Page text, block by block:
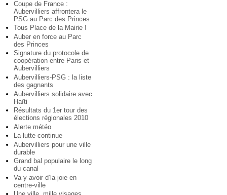
Coupe de France :
Aubervilliers affrontera le
PSG au Parc des Princes
Tous Place de la Mairie !
Auber en force au Parc
des Princes
Signature du protocole de
coopération entre Paris et
Aubervilliers
Aubervilliers-PSG : la liste
des gagnants
Aubervilliers solidaire avec
Haïti
Résultats du 1er tour des
élections régionales 2010
Alerte météo
La lutte continue
Aubervilliers pour une ville
durable
Grand bal populaire le long
du canal
Va y avoir d’la joie en
centre-ville